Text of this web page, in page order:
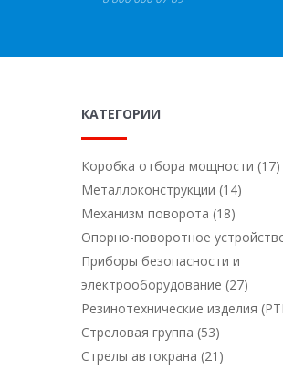
КАТЕГОРИИ
Коробка отбора мощности (17)
Металлоконструкции (14)
Механизм поворота (18)
Опорно-поворотное
Приборы безопасности и
электрооборудование (27)
Резинотехнические изделия
Стреловая группа (53)
Стрелы автокрана (21)